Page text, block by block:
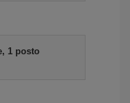
1 posto